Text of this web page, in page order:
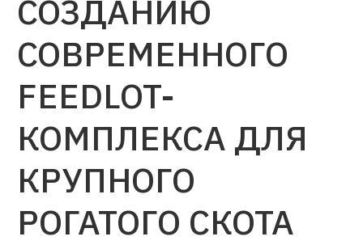
СОЗДАНИЮ
СОВРЕМЕННОГО
FEEDLOT-
КОМПЛЕКСА ДЛЯ
КРУПНОГО
РОГАТОГО СКОТА